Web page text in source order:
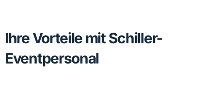
Ihre Vorteile mit Schiller-
Eventpersonal